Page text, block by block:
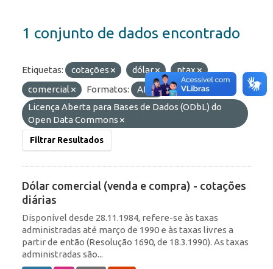
1 conjunto de dados encontrado
Etiquetas: cotações dólar
ptax
comercial
Formatos: API
Licenças:
Licença Aberta para Bases de Dados (ODbL) do
Open Data Commons
Filtrar Resultados
Dólar comercial (venda e compra) - cotações
diárias
Disponível desde 28.11.1984, refere-se às taxas
administradas até março de 1990 e às taxas livres a
partir de então (Resolução 1690, de 18.3.1990). As taxas
administradas são...